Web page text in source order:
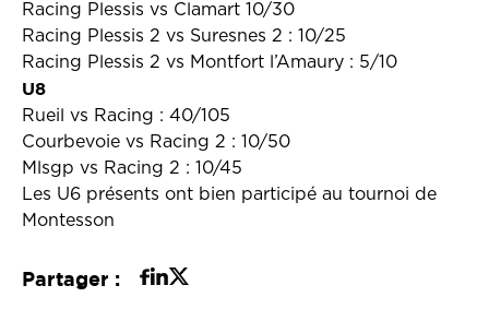
Racing Plessis vs Clamart 10/30
Racing Plessis 2 vs Suresnes 2 : 10/25
Racing Plessis 2 vs Montfort l’Amaury : 5/10
U8
Rueil vs Racing : 40/105
Courbevoie vs Racing 2 : 10/50
Mlsgp vs Racing 2 : 10/45
Les U6 présents ont bien participé au tournoi de
Montesson
Partager :